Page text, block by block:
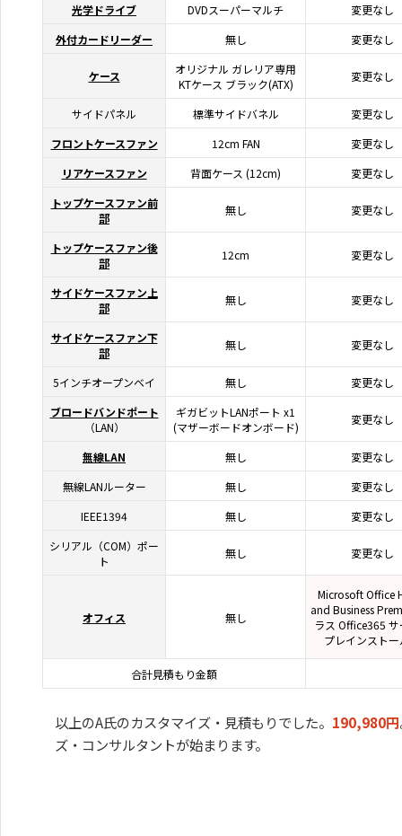
光学ドライブ
DVDスーパーマルチ
変更なし
外付カードリーダー
無し 変更なし
ケース
オリジナル ガレリア専用
KTケース ブラック(ATX)
変更なし
サイドパネル 標準サイドバネル
変更なし
フロントケースファン
12cm FAN
変更なし
リアケースファン
背面ケース (12cm)
変更なし
トップケースファン前
部
無し 変更なし
トップケースファン後
部
12cm 変更なし
サイドケースファン上
部
無し 変更なし
サイドケースファン下
部
無し 変更なし
5インチオープンベイ 無し
変更なし
ブロードバンドポート
（LAN）
ギガビットLANポート x1
(マザーボードオンボード)
変更なし
無線LAN 無し
変更なし
無線LANルーター
無し
変更なし
IEEE1394
無し
変更なし
シリアル（COM）ポー
ト
無し 変更なし
オフィス 無し
Microsoft Office
and Business
ラス Office365
プレインスト
合計見積もり金額
以上のA氏のカスタマイズ・見積もりでした。 190,980円
ズ・コンサルタントが始まります。